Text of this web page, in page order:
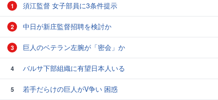
1 須江監督 女子部員に3条件提示
2 中日が新庄監督招聘を検討か
3 巨人のベテラン左腕が「密会」か
4 バルサ下部組織に有望日本人いる
5
若手だらけの巨人がV争い 困惑